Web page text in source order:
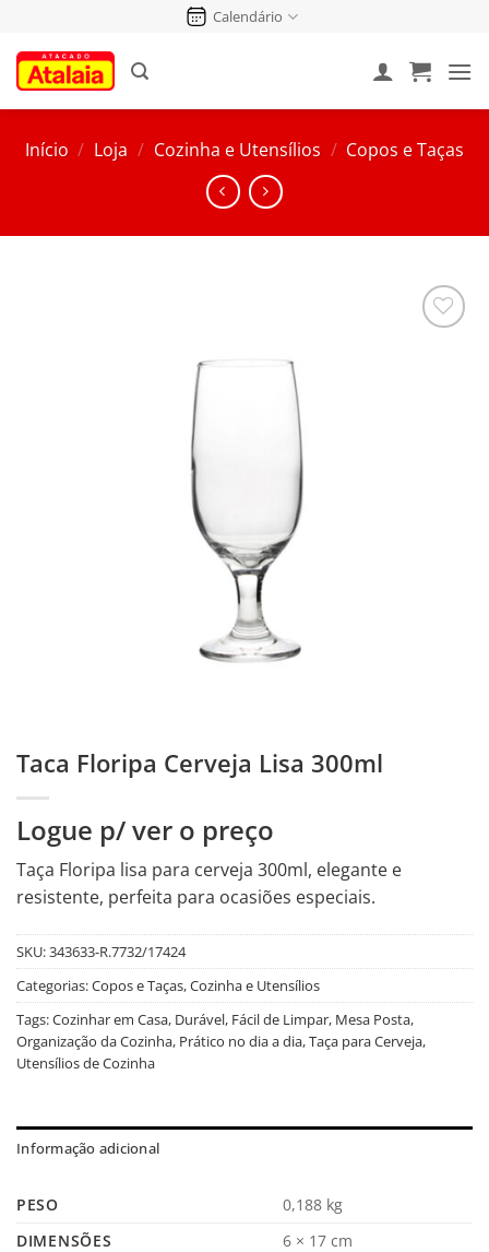
conteúdo
Calendário
Início / Loja / Cozinha e Utensílios / Copos e Taças
Taca Floripa Cerveja Lisa 300ml
Logue p/ ver o preço
Taça Floripa lisa para cerveja 300ml, elegante e
resistente, perfeita para ocasiões especiais.
SKU:343633-R.7732/17424
Categorias:Copos e Taças,Cozinha e Utensílios
Tags:Cozinhar em Casa, Durável, Fácil de Limpar, Mesa Posta,
Organização da Cozinha, Prático no dia a dia,Taça para Cerveja,
Utensílios de Cozinha
Informação adicional
PESO
0,188 kg
DIMENSÕES
6 × 17 cm